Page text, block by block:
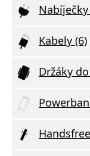
Nabíječky
Kabely (6)
Držáky